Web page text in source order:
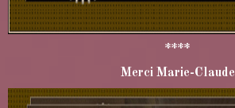
****
Merci Marie-Claude